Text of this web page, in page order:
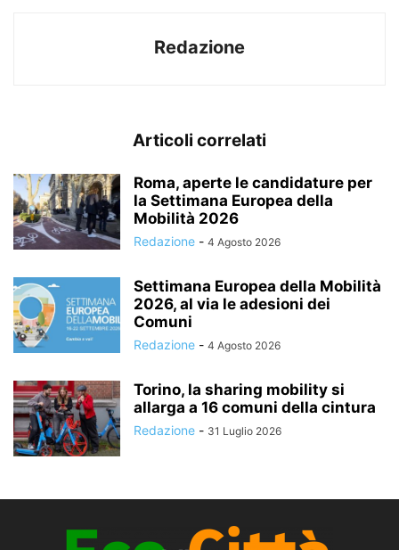
Redazione
Articoli correlati
Roma, aperte le candidature per
la Settimana Europea della
Mobilità 2026
Redazione - 4 Agosto 2026
Settimana Europea della Mobilità
2026, al via le adesioni dei
Comuni
Redazione - 4 Agosto 2026
Torino, la sharing mobility si
allarga a 16 comuni della cintura
Redazione - 31 Luglio 2026